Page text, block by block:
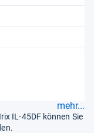
mehr...
IL-45DF können Sie